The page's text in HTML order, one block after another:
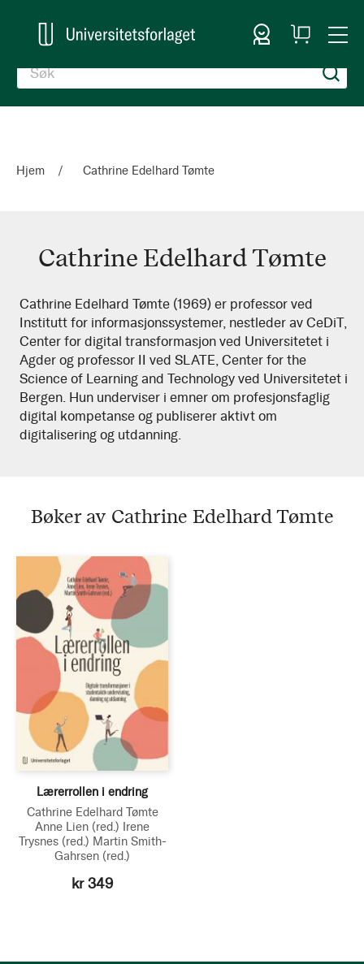
Logg inn
Handlekurv
Hjem Cathrine Edelhard Tømte
Cathrine Edelhard Tømte
Cathrine
Edelhard
Tømte
Cathrine Edelhard Tømte (1969) er professor ved
Institutt for informasjonssystemer, nestleder av CeDiT,
Center for digital transformasjon ved Universitetet i
Agder og professor II ved SLATE, Center for the
Science of Learning and Technology ved Universitetet i
Bergen. Hun underviser i emner om profesjonsfaglig
digital kompetanse og publiserer aktivt om
digitalisering og utdanning.
Bøker av Cathrine Edelhard Tømte
Lærerrollen i endring
Cathrine Edelhard Tømte
Anne Lien (red.) Irene
Trysnes (red.) Martin Smith-
Gahrsen (red.)
kr 349